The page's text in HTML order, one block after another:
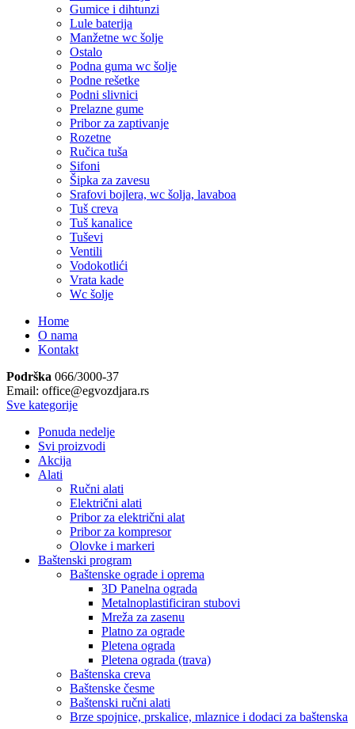
Gumice i dihtunzi
Lule baterija
Manžetne wc šolje
Ostalo
Podna guma wc šolje
Podne rešetke
Podni slivnici
Prelazne gume
Pribor za zaptivanje
Rozetne
Ručica tuša
Sifoni
Šipka za zavesu
Srafovi bojlera, wc šolja, lavaboa
Tuš creva
Tuš kanalice
Tuševi
Ventili
Vodokotlići
Vrata kade
Wc šolje
Home
O nama
Kontakt
Podrška 066/3000-37
Email: office@egvozdjara.rs
Sve kategorije
Ponuda nedelje
Svi proizvodi
Akcija
Alati
Ručni alati
Električni alati
Pribor za električni alat
Pribor za kompresor
Olovke i markeri
Baštenski program
Baštenske ograde i oprema
3D Panelna ograda
Metalnoplastificiran stubovi
Mreža za zasenu
Platno za ograde
Pletena ograda
Pletena ograda (trava)
Baštenska creva
Baštenske česme
Baštenski ručni alati
Brze spojnice, prskalice, mlaznice i dodaci za baštenska